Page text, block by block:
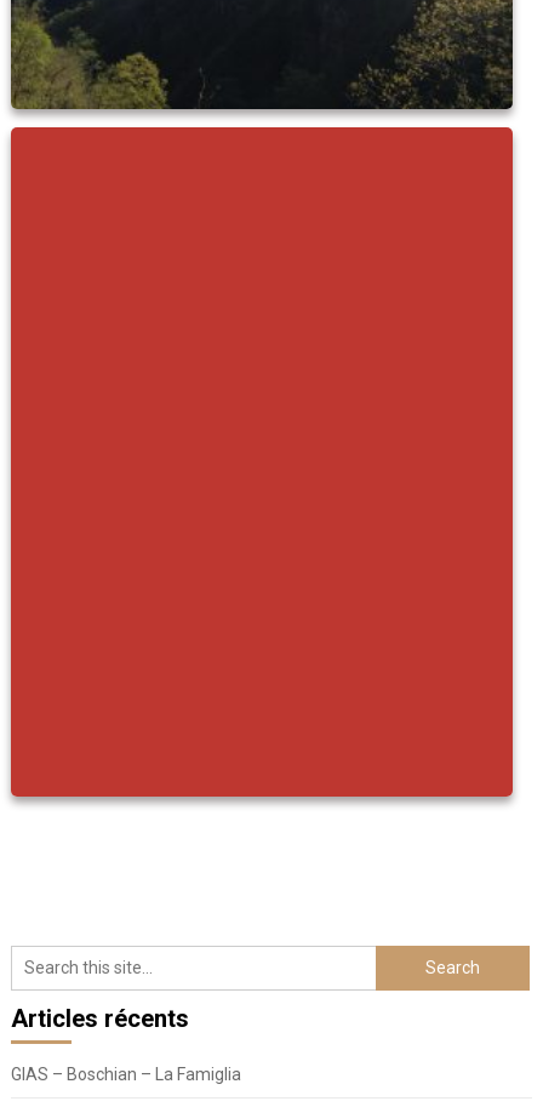
Articles récents
GIAS – Boschian – La Famiglia